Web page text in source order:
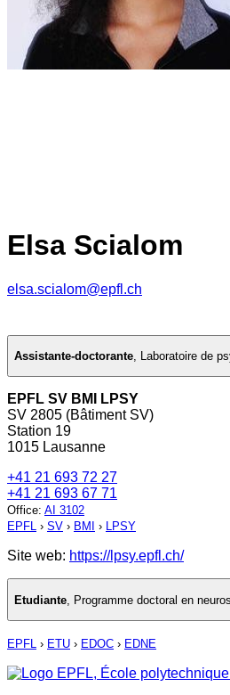
Elsa Scialom
elsa.scialom@epfl.ch
Assistante-doctorante, Laboratoire de
EPFL SV BMI LPSY
SV 2805 (Bâtiment SV)
Station 19
1015 Lausanne
+41 21 693 72 27
+41 21 693 67 71
Office: AI 3102
EPFL › SV › BMI › LPSY
Site web: https://lpsy.epfl.ch/
Etudiante Programme doctoral en
EPFL › ETU › EDOC › EDNE